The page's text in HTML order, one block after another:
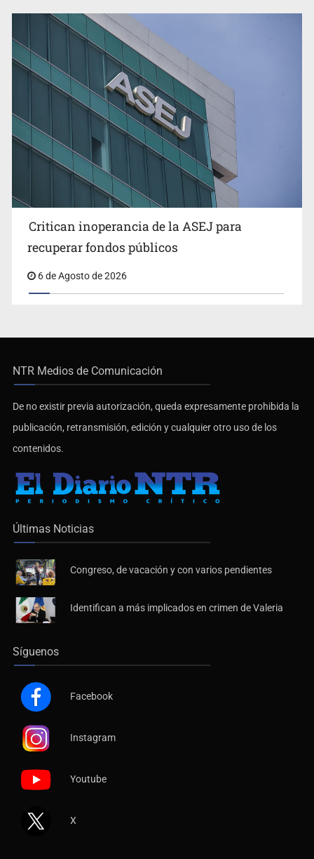
Critican inoperancia de la ASEJ para
recuperar fondos públicos
6 de Agosto de 2026
NTR Medios de Comunicación
De no existir previa autorización, queda expresamente prohibida la
publicación, retransmisión, edición y cualquier otro uso de los
contenidos.
Últimas Noticias
Congreso, de vacación y con varios pendientes
Identifican a más implicados en crimen de Valeria
Síguenos
Facebook
Instagram
Youtube
X